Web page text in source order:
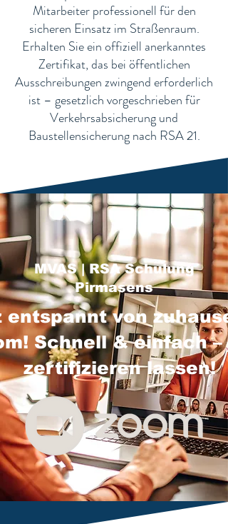
Mitarbeiter professionell für den
sicheren Einsatz im Straßenraum.
Erhalten Sie ein offiziell anerkanntes
Zertifikat, das bei öffentlichen
Ausschreibungen zwingend erforderlich
ist – gesetzlich vorgeschrieben für
Verkehrsabsicherung und
Baustellensicherung nach RSA 21.
MVAS | RSA Schulung
Pirmasens
entspannt von
Schnell & einfach –
zertifizieren lassen!